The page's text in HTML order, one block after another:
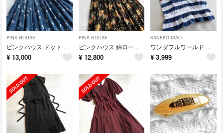
PINK HOUSE
ピンクハウス ドット 水玉 ロゴリボン ピンタック ピコフリル ワンピース
¥ 13,000
PINK HOUSE
ピンクハウス 綿ローン いちご ストロベリー ピンタック リボン 黒 ワンピース
¥ 12,800
KANEKO ISAO
ワンダフルワールド 星条旗 パッチワーク ピコレース ブラウス
¥ 3,999